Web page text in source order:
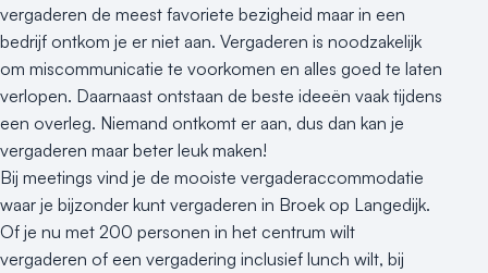
vergaderen de meest favoriete bezigheid maar in een
bedrijf ontkom je er niet aan. Vergaderen is noodzakelijk
om miscommunicatie te voorkomen en alles goed te laten
verlopen. Daarnaast ontstaan de beste ideeën vaak tijdens
een overleg. Niemand ontkomt er aan, dus dan kan je
vergaderen maar beter leuk maken!
Bij meetings vind je de mooiste vergaderaccommodatie
waar je bijzonder kunt vergaderen in Broek op Langedijk.
Of je nu met 200 personen in het centrum wilt
vergaderen of een vergadering inclusief lunch wilt, bij